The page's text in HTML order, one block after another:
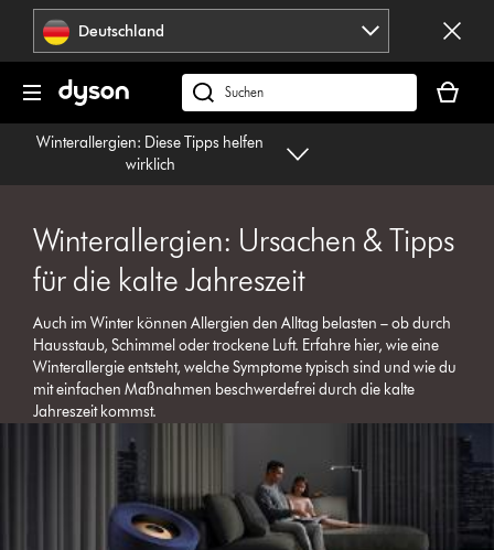
Navigation
überspringenDeutschland
dyson.de
durchsuchen
ist
Winterallergien: Diese Tipps helfen
wirklich
Winterallergien: Ursachen & Tipps
für die kalte Jahreszeit
Auch im Winter können Allergien den Alltag belasten – ob durch
Hausstaub, Schimmel oder trockene Luft. Erfahre hier, wie eine
Winterallergie entsteht, welche Symptome typisch sind und wie du
mit einfachen Maßnahmen beschwerdefrei durch die kalte
Jahreszeit kommst.